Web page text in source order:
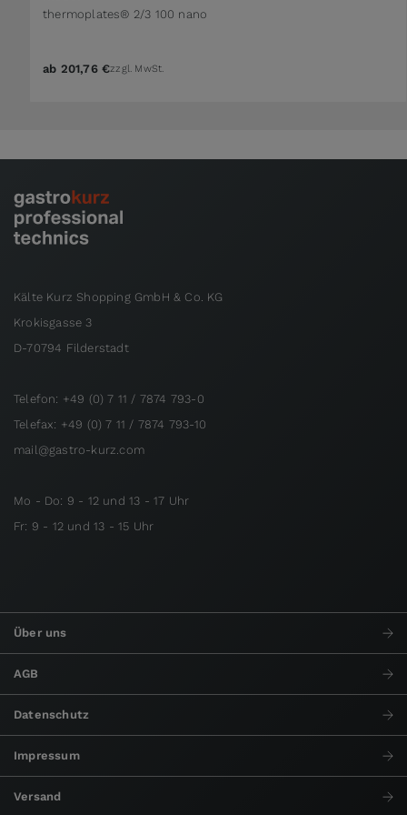
thermoplates® 2/3 100 nano
ab 201,76 €zzgl. MwSt.
Kälte Kurz Shopping GmbH & Co. KG
Krokisgasse 3
D-70794 Filderstadt
Telefon: +49 (0) 7 11 / 7874 793-0
Telefax: +49 (0) 7 11 / 7874 793-10
mail@gastro-kurz.com
Mo - Do: 9 - 12 und 13 - 17 Uhr
Fr: 9 - 12 und 13 - 15 Uhr
Über uns
AGB
Datenschutz
Impressum
Versand